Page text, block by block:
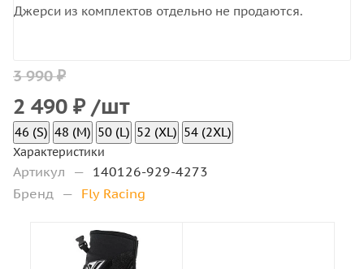
Джерси из комплектов отдельно не продаются.
3 990 ₽
2 490 ₽ /шт
46 (S) 48 (M) 50 (L) 52 (XL) 54 (2XL)
Характеристики
Артикул — 140126-929-4273
Бренд — Fly Racing